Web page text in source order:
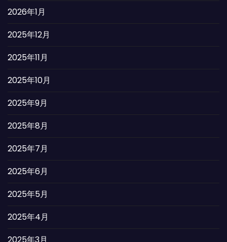
2026年1月
2025年12月
2025年11月
2025年10月
2025年9月
2025年8月
2025年7月
2025年6月
2025年5月
2025年4月